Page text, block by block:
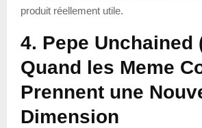
produit réellement utile.
4. Pepe Unchained
Quand les Meme
Prennent une
Dimension